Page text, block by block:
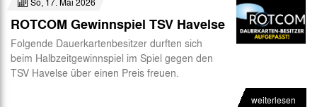
ROTCOM Gewinnspiel TSV Havelse
Folgende Dauerkartenbesitzer durften sich
beim Halbzeitgewinnspiel im Spiel gegen den
TSV Havelse über einen Preis freuen.
weiterlesen